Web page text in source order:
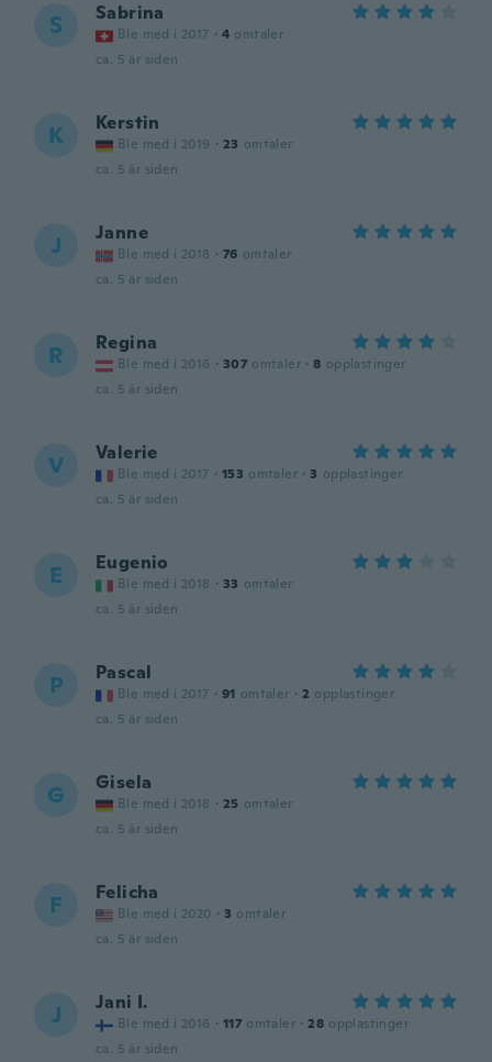
S Sabrina
Ble med i 2017 · 4 omtaler
ca. 5 år siden
K Kerstin
Ble med i 2019 · 23 omtaler
ca. 5 år siden
J Janne
Ble med i 2018 · 76 omtaler
ca. 5 år siden
R Regina
Ble med i 2016 · 307 omtaler · 8 opplastinger
ca. 5 år siden
V Valerie
Ble med i 2017 · 153 omtaler · 3 opplastinger
ca. 5 år siden
E Eugenio
Ble med i 2018 · 33 omtaler
ca. 5 år siden
P Pascal
Ble med i 2017 · 91 omtaler · 2 opplastinger
ca. 5 år siden
G Gisela
Ble med i 2018 · 25 omtaler
ca. 5 år siden
F Felicha
Ble med i 2020 · 3 omtaler
ca. 5 år siden
J Jani I.
Ble med i 2016 · 117 omtaler · 28 opplastinger
ca. 5 år siden